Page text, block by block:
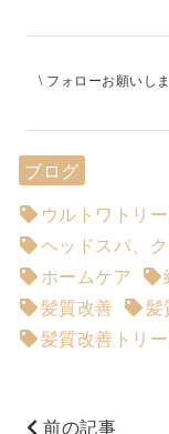
\ フォローお願いし
ブログ
ウルトワトリ
ヘッドスパ、
ホームケア
髪質改善
髪
髪質改善トリ
前の記事